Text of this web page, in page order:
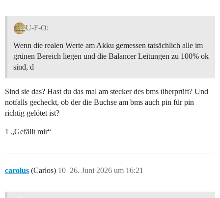
U-F-O:
Wenn die realen Werte am Akku gemessen tatsächlich alle im
grünen Bereich liegen und die Balancer Leitungen zu 100% ok
sind, d
Sind sie das? Hast du das mal am stecker des bms überprüft? Und
notfalls gecheckt, ob der die Buchse am bms auch pin für pin
richtig gelötet ist?
1 „Gefällt mir“
carolus (Carlos) 26. Juni 2026 um 16:21
10